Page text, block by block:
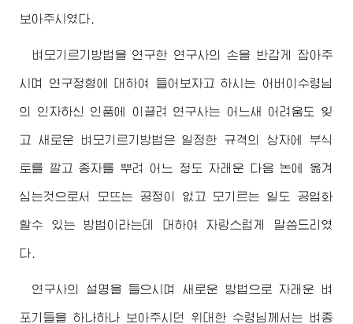
보아주시였다.
벼모기르기방법을 연구한 연구사의 손을 반갑게 잡아주
시며 연구정형에 대하여 들어보자고 하시는 어버이수령님
의 인자하신 인품에 이끌려 연구사는 어느새 어려움도 잊
고 새로운 벼모기르기방법은 일정한 규격의 상자에 부식
토를 깔고 종자를 뿌려 어느 정도 자래운 다음 논에 옮겨
심는것으로서 모뜨는 공정이 없고 모기르는 일도 공업화
할수 있는 방법이라는데 대하여 자랑스럽게 말씀드리였
다.
연구사의 설명을 들으시며 새로운 방법으로 자래운 벼
포기들을 하나하나 보아주시던 위대한 수령님께서는 벼종